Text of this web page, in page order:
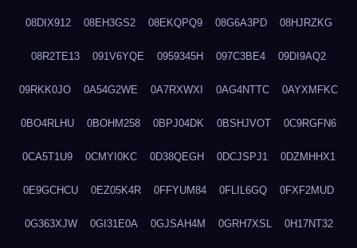
08DIX912 08EH3GS2 08EKQPQ9 08G6A3PD 08HJRZKG
08R2TE13 091V6YQE 0959345H 097C3BE4 09DI9AQ2
09RKK0JO 0A54G2WE 0A7RXWXI 0AG4NTTC 0AYXMFKC
0BO4RLHU 0BOHM258 0BPJ04DK 0BSHJVOT 0C9RGFN6
0CA5T1U9 0CMYI0KC 0D38QEGH 0DCJSPJ1 0DZMHHX1
0E9GCHCU 0EZ05K4R 0FFYUM84 0FLIL6GQ 0FXF2MUD
0G363XJW 0GI31E0A 0GJSAH4M 0GRH7XSL 0H17NT32